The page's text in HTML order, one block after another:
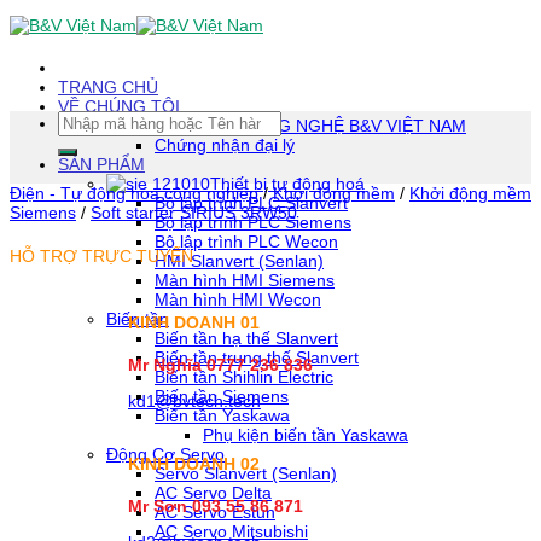
Skip
To
(tạm
dịch)
TRANG CHỦ
VỀ CHÚNG TÔI
CÔNG TY TNHH CÔNG NGHỆ B&V VIỆT NAM
Chứng nhận đại lý
SẢN PHẨM
Thiết bị tự động hoá
Bộ lập trình PLC Slanvert
Bộ lập trình PLC Siemens
Bộ lập trình PLC Wecon
HMI Slanvert (Senlan)
Màn hình HMI Siemens
Màn hình HMI Wecon
Biến tần
Biến tần hạ thế Slanvert
Biến tần trung thế Slanvert
Biến tần Shihlin Electric
Biến tần Siemens
Biến tần Yaskawa
Phụ kiện biến tần Yaskawa
Động Cơ Servo
Servo Slanvert (Senlan)
AC Servo Delta
AC Servo Estun
AC Servo Mitsubishi
Tìm
kiếm:
Điện - Tự động hóa công nghiệp / Khởi động mềm / Khởi động mềm
Siemens / Soft starter SIRIUS 3RW50
HỖ TRỢ TRỰC TUYẾN
KINH DOANH 01
Mr Nghĩa 0777 236 836
kd1@bvtech.tech
KINH DOANH 02
Mr Sơn093 55 86 871